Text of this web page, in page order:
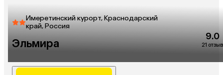
Имеретинский курорт, Краснодарский
край, Россия
Эльмира
9.0
21 отзыв